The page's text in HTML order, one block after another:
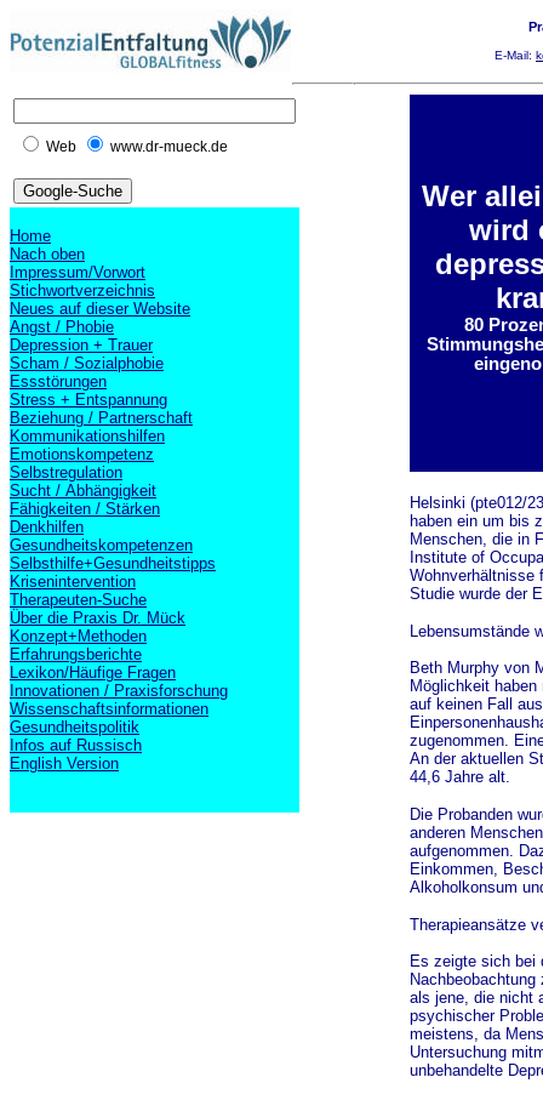
E-Mail:
Web www.dr-mueck.de
Home
Nach oben
Impressum/Vorwort
Stichwortverzeichnis
Neues auf dieser Website
Angst / Phobie
Depression + Trauer
Scham / Sozialphobie
Essstörungen
Stress + Entspannung
Beziehung / Partnerschaft
Kommunikationshilfen
Emotionskompetenz
Selbstregulation
Sucht / Abhängigkeit
Fähigkeiten / Stärken
Denkhilfen
Gesundheitskompetenzen
Selbsthilfe+Gesundheitstipps
Krisenintervention
Therapeuten-Suche
Über die Praxis Dr. Mück
Konzept+Methoden
Erfahrungsberichte
Lexikon/Häufige Fragen
Innovationen / Praxisforschung
Wissenschaftsinformationen
Gesundheitspolitik
Infos auf Russisch
English Version
Wer
wird
80
Helsinki (pte012/
haben ein um bis
Menschen, die in
Institute of
Wohnverhältnisse
Studie wurde der
Lebensumstände
Beth Murphy von
Möglichkeit
auf keinen Fall
zugenommen.
An der aktuellen
44,6 Jahre alt.
Die Probanden
anderen
aufgenommen.
Einkommen,
Alkoholkonsum
Therapieansätze
Es zeigte sich bei
als jene, die nicht
psychischer
meistens, da
Untersuchung
unbehandelte